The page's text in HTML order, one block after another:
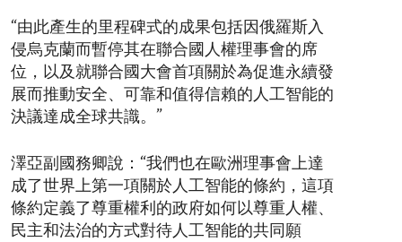
“由此產生的里程碑式的成果包括因俄羅斯入
侵烏克蘭而暫停其在聯合國人權理事會的席
位，以及就聯合國大會首項關於為促進永續發
展而推動安全、可靠和值得信賴的人工智能的
決議達成全球共識。”
澤亞副國務卿說：“我們也在歐洲理事會上達
成了世界上第一項關於人工智能的條約，這項
條約定義了尊重權利的政府如何以尊重人權、
民主和法治的方式對待人工智能的共同願